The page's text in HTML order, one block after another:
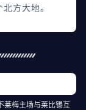
方大地。
莱梅主场与莱比锡互